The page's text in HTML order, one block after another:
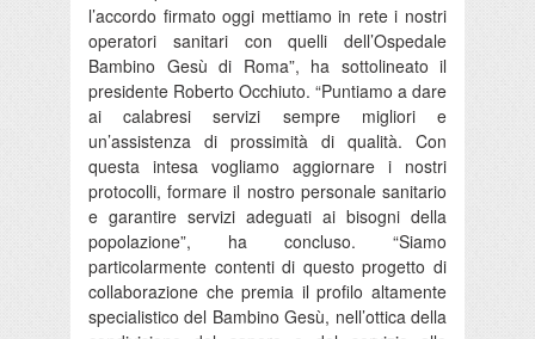
l’accordo firmato oggi mettiamo in rete i nostri
operatori sanitari con quelli dell’Ospedale
Bambino Gesù di Roma”, ha sottolineato il
presidente Roberto Occhiuto. “Puntiamo a dare
ai calabresi servizi sempre migliori e
un’assistenza di prossimità di qualità. Con
questa intesa vogliamo aggiornare i nostri
protocolli, formare il nostro personale sanitario
e garantire servizi adeguati ai bisogni della
popolazione”, ha concluso. “Siamo
particolarmente contenti di questo progetto di
collaborazione che premia il profilo altamente
specialistico del Bambino Gesù, nell’ottica della